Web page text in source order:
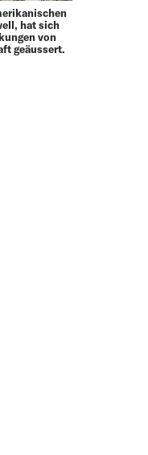
hat sich
von
geäussert.